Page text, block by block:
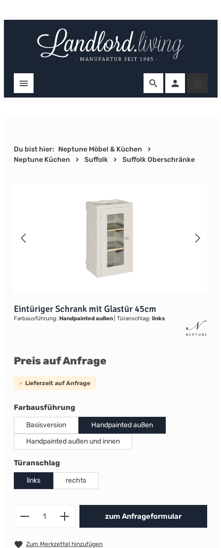
Du bist hier: Neptune Möbel & Küchen
Neptune Küchen
Suffolk Suffolk Oberschränke
Eintüriger Schrank mit Glastür 45cm
Farbausführung: Handpainted außen Türanschlag: links
Preis auf Anfrage
Lieferzeit auf Anfrage
Farbausführungauswählen
Basisversion
Handpainted außen
Handpainted außen und innen
Türanschlagauswählen
links rechts
Produkt Anzahl: Gib den
zum Anfrageformular
Zum Merkzettel hinzufügen